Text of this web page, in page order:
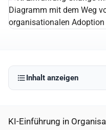
Inhalt anzeigen
KI-Einführung in